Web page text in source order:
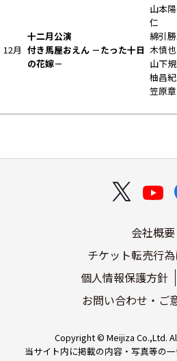
12月
十二月公演
付き馬屋おえん －たった十日
の花嫁－
山本
仁
綿引
木慎也
山下
柚昌紀
笠原
会社概要
チケット転売行
個人情報保護方針
お問い合わせ・ご
Copyright © Meijiza Co.,Ltd.
当サイト内に掲載の内容・写真等の一